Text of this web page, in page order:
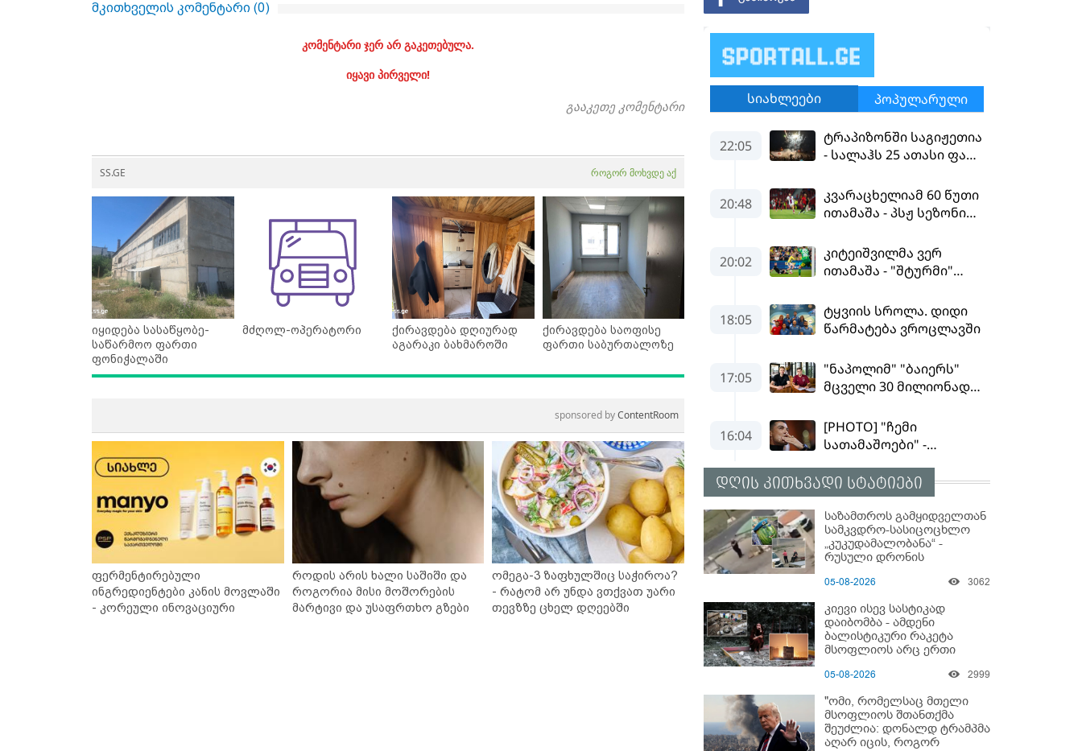
მკითხველის კომენტარი (0)
კომენტარი ჯერ არ გაკეთებულა.
იყავი პირველი!
გააკეთე კომენტარი
SS.GE როგორ მოხვდე აქ
იყიდება სასაწყობე-
საწარმოო ფართი
ფონიჭალაში
მძღოლ-ოპერატორი
ქირავდება დღიურად
აგარაკი ბახმაროში
ქირავდება საოფისე
ფართი საბურთალოზე
sponsored byContentRoom
ფერმენტირებული
ინგრედიენტები კანის მოვლაში
- კორეული ინოვაციური
როდის არის ხალი საშიში და
როგორია მისი მოშორების
მარტივი და უსაფრთხო გზები
ომეგა-3 ზაფხულშიც საჭიროა?
- რატომ არ უნდა ვთქვათ უარი
თევზზე ცხელ დღეებში
დღის კითხვადი სტატიები
საზამთროს გამყიდველთან
სამკვდრო-სასიცოცხლო
„კუკუდამალობანა“ -
რუსული დრონის
ვიდეო
05-08-2026 3062
კიევი ისევ სასტიკად
დაიბომბა - ამდენი
ბალისტიკური რაკეტა
მსოფლიოს არც ერთი
პუტინის ახალი
05-08-2026 2999
"ომი, რომელსაც მთელი
მსოფლიოს შთანთქმა
შეუძლია: დონალდ ტრამპმა
აღარ იცის, როგორ